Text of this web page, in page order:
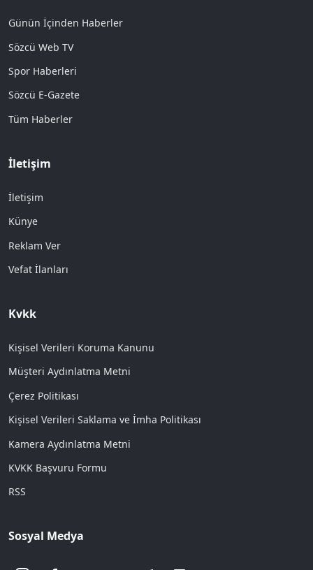
Günün İçinden Haberler
Sözcü Web TV
Spor Haberleri
Sözcü E-Gazete
Tüm Haberler
İletişim
İletişim
Künye
Reklam Ver
Vefat İlanları
Kvkk
Kişisel Verileri Koruma Kanunu
Müşteri Aydınlatma Metni
Çerez Politikası
Kişisel Verileri Saklama ve İmha Politikası
Kamera Aydınlatma Metni
KVKK Başvuru Formu
RSS
Sosyal Medya